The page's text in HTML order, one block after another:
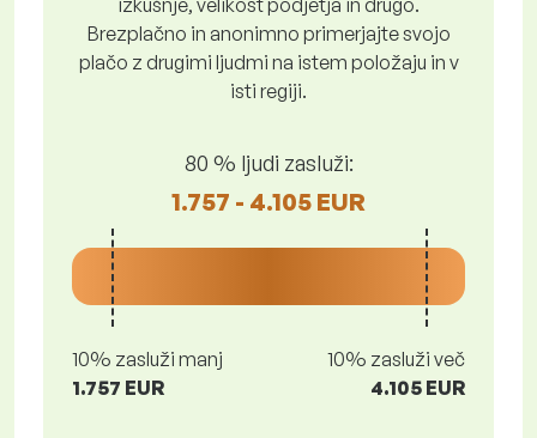
izkušnje, velikost podjetja in drugo.
Brezplačno in anonimno primerjajte svojo
plačo z drugimi ljudmi na istem položaju in v
isti regiji.
80 % ljudi zasluži:
1.757 - 4.105 EUR
10% zasluži manj
1.757 EUR
10% zasluži več
4.105 EUR